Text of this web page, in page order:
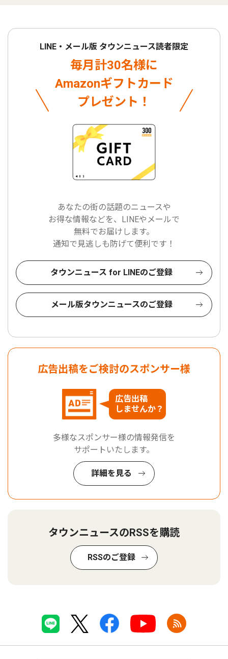
LINE・メール版 タウンニュース読者限定
毎月計30名様に
Amazonギフトカード
プレゼント！
あなたの街の話題のニュースや
お得な情報などを、LINEやメールで
無料でお届けします。
通知で見逃しも防げて便利です！
タウンニュース for LINEのご登録
メール版タウンニュースのご登録
広告出稿をご検討のスポンサー様
広告出稿
しませんか？
多様なスポンサー様の情報発信を
サポートいたします。
詳細を見る
タウンニュースのRSSを購読
RSSのご登録